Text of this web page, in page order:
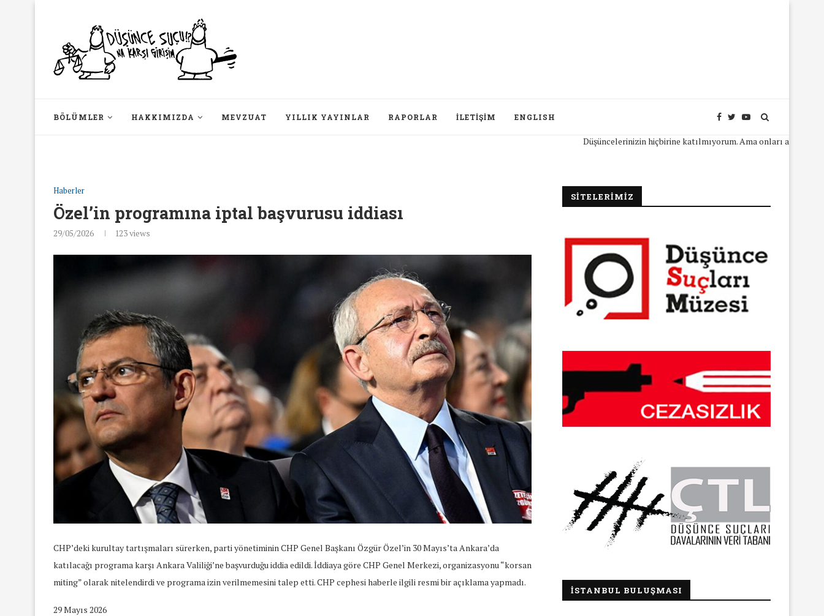
BÖLÜMLER HAKKIMIZDA MEVZUAT YILLIK YAYINLAR RAPORLAR İLETIŞIM ENGLISH
Düşüncelerinizin hiçbirine katılmıyorum. Ama onları açıkça ifade
Haberler
Özel’in programına iptal başvurusu iddiası
29/05/2026 123views
CHP’deki kurultay tartışmaları sürerken, parti yönetiminin CHP Genel Başkanı Özgür Özel’in 30 Mayıs’ta Ankara’da
katılacağı programa karşı Ankara Valiliği’ne başvurduğu iddia edildi. İddiaya göre CHP Genel Merkezi, organizasyonu “korsan
miting” olarak nitelendirdi ve programa izin verilmemesini talep etti. CHP cephesi haberle ilgili resmi bir açıklama yapmadı.
29 Mayıs 2026
SİTELERİMİZ
İSTANBUL BULUŞMASI